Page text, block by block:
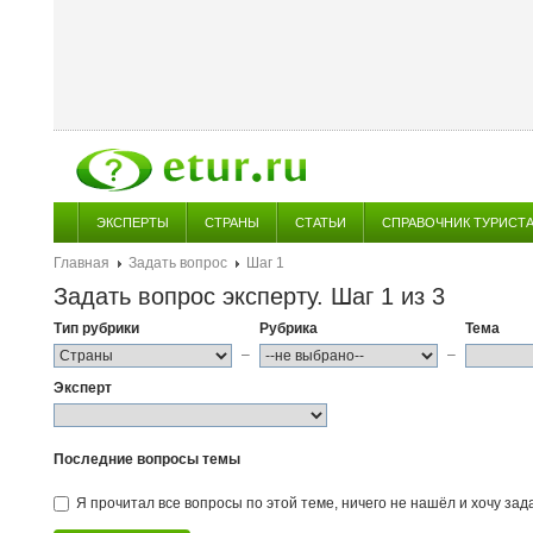
ЭКСПЕРТЫ СТРАНЫ СТАТЬИ СПРАВОЧНИК ТУРИСТА
Главная Задать вопрос Шаг 1
Задать вопрос эксперту. Шаг 1 из 3
Тип рубрики
–
Рубрика
–
Тема
Эксперт
Последние вопросы темы
Я прочитал все вопросы по этой теме, ничего не нашёл и хочу